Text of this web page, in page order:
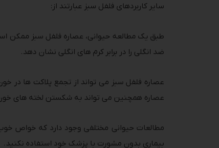
سایر کاربردهای فلفل سبز عبارتند از:
طبق یک مطالعه حیوانی، عصاره فلفل سبز ممکن
ضد انگلی را در برابر کرم های انگلی نشان دهد.
عصاره فلفل سبز می تواند از تجمع پلاکت ها در
عصاره همچنین می تواند به شکستن لخته های
مطالعات حیوانی مختلفی وجود دارد که خواص
بیماری بدون مشورت با پزشک خود استفاده نکنید.